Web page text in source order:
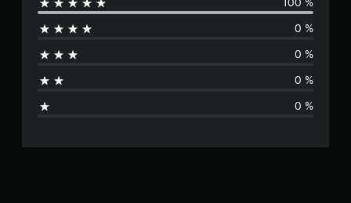
r
c
h
s
h
0 %
0 %
0 %
0 %